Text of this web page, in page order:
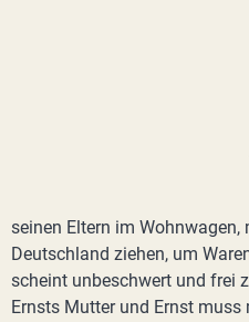
seinen Eltern im
Deutschland ziehen, um
scheint unbeschwert und frei
Ernsts Mutter und Ernst